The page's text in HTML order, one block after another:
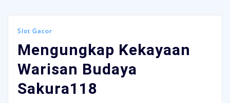
Slot Gacor
Mengungkap Kekayaan
Warisan Budaya
Sakura118